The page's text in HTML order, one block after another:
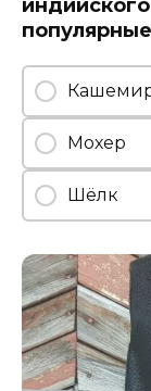
Мохер
Шёлк